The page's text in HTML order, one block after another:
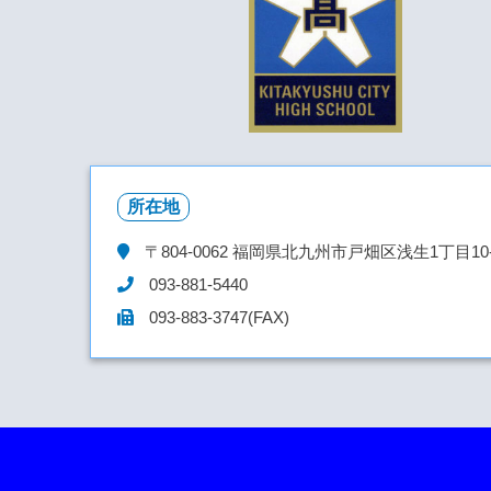
所在地
〒804-0062 福岡県北九州市戸畑区浅生1丁目
093-881-5440
093-883-3747(FAX)